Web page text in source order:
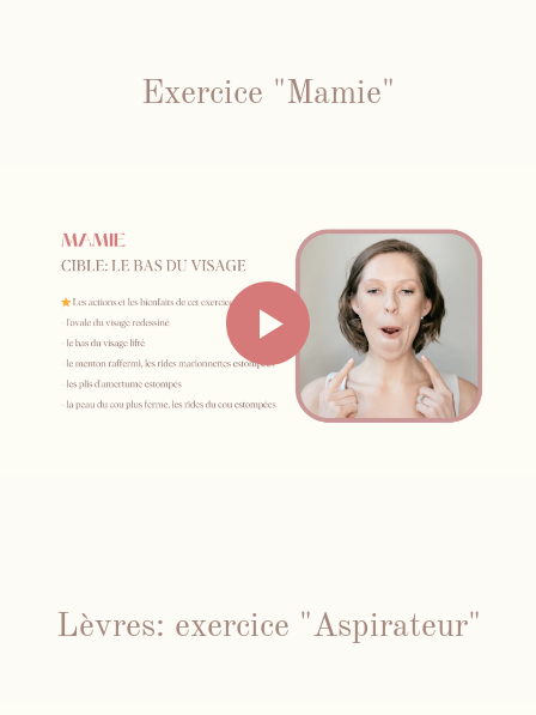
Exercice "Mamie"
Lèvres: exercice "Aspirateur"